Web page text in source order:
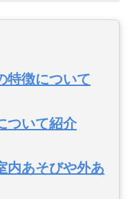
特徴について
ついて紹介
内あそびや外あ